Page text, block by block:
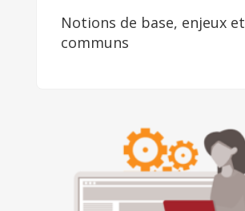
Notions de base, enjeux
communs